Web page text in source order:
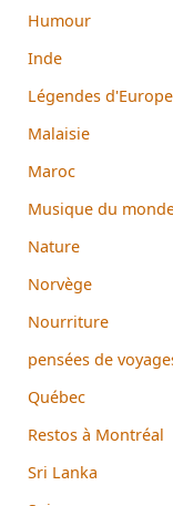
Humour
Inde
Légendes d'Europe
Malaisie
Maroc
Musique du
Nature
Norvège
Nourriture
pensées de
Québec
Restos à Montréal
Sri Lanka